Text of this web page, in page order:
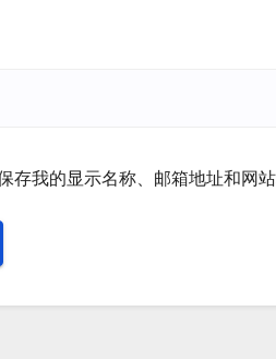
存我的显示名称、邮箱地址和网